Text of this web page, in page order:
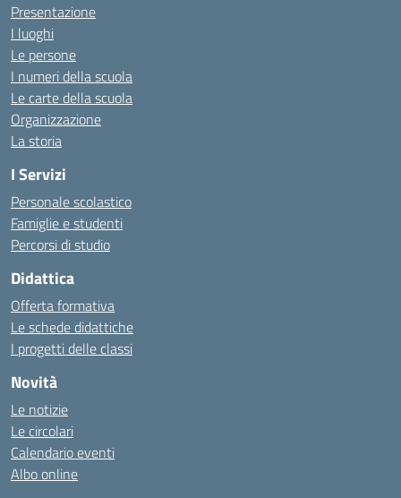
Presentazione
I luoghi
Le persone
I numeri della scuola
Le carte della scuola
Organizzazione
La storia
I Servizi
Personale scolastico
Famiglie e studenti
Percorsi di studio
Didattica
Offerta formativa
Le schede didattiche
I progetti delle classi
Novità
Le notizie
Le circolari
Calendario eventi
Albo online